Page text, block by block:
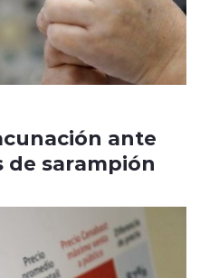
ante
de sarampión